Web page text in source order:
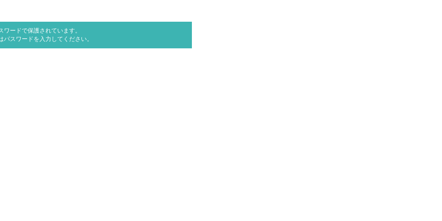
ワードで保護されています。
パスワードを入力してください。